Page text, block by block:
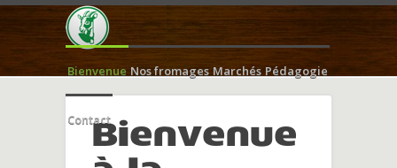
Bienvenue Nos fromages Marchés Pédagogie
ContactBienvenue